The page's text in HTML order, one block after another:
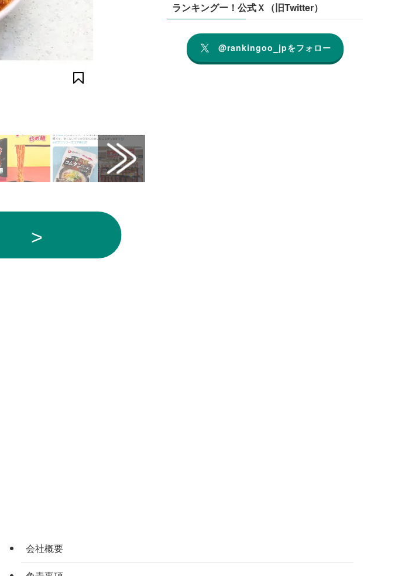
ランキングー！公式Ｘ（旧Twitter）
@rankingoo_jpをフォロー
会社概要